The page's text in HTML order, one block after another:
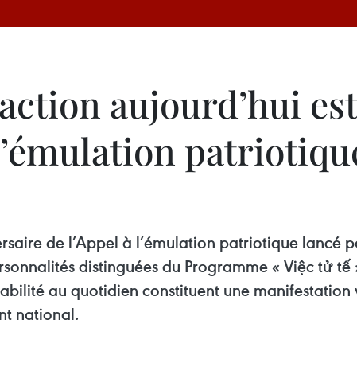
aujourd’hui
de l’Appel à l’émulation patriotique lancé
distinguées du Programme « Việc tử
au quotidien constituent une
national.